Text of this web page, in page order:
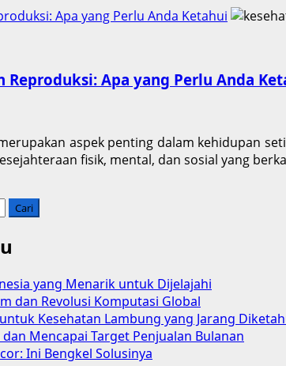
Apa yang Perlu Anda Ketahui
Reproduksi: Apa yang Perlu Anda
aspek penting dalam kehidupan
fisik, mental, dan sosial yang
yang Menarik untuk Dijelajahi
dan Revolusi Komputasi Global
Kesehatan Lambung yang Jarang
Mencapai Target Penjualan Bulanan
Ini Bengkel Solusinya